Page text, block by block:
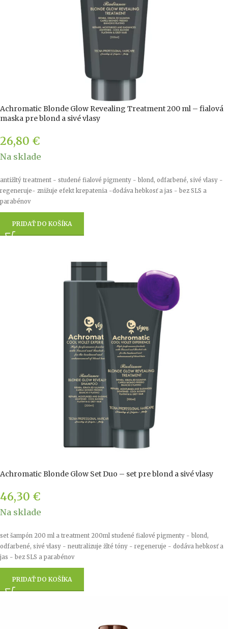
Achromatic Blonde Glow Revealing Treatment 200 ml – fialová
maska ​​pre blond a sivé vlasy
26,80 €
Na sklade
antižltý treatment - studené fialové pigmenty - blond, odfarbené, sivé vlasy -
regeneruje- znižuje efekt krepatenia -dodáva hebkosť a jas - bez SLS a
parabénov
PRIDAŤ DO KOŠÍKA
Achromatic Blonde Glow Set Duo – set pre blond a sivé vlasy
46,30 €
Na sklade
set šampón 200 ml a treatment 200ml studené fialové pigmenty - blond,
odfarbené, sivé vlasy - neutralizuje žlté tóny - regeneruje - dodáva hebkosť a
jas - bez SLS a parabénov
PRIDAŤ DO KOŠÍKA